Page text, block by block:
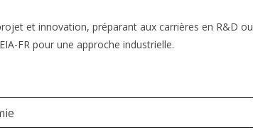
et innovation, préparant aux carrières en R&D ou
FR pour une approche industrielle.